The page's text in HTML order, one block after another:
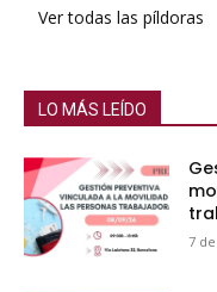
Ver todas las píldoras
LO MÁS LEÍDO
7